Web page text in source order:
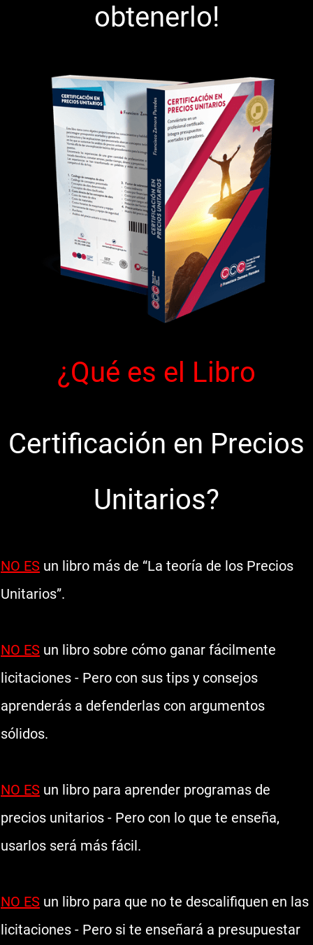
obtenerlo!
¿Qué es el Libro
Certificación en Precios
Unitarios?
NO ES un libro más de “La teoría de los Precios
Unitarios”.
NO ES un libro sobre cómo ganar fácilmente
licitaciones - Pero con sus tips y consejos
aprenderás a defenderlas con argumentos
sólidos.
NO ES un libro para aprender programas de
precios unitarios - Pero con lo que te enseña,
usarlos será más fácil.
NO ES un libro para que no te descalifiquen en las
licitaciones - Pero si te enseñará a presupuestar